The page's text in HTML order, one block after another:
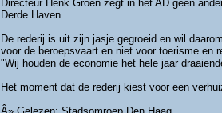
Directeur Henk Groen zegt in het AD geen
Derde Haven.
De rederij is uit zijn jasje gegroeid en wil
voor de beroepsvaart en niet voor toerisme en
"Wij houden de economie het hele jaar
Het moment dat de rederij kiest voor een